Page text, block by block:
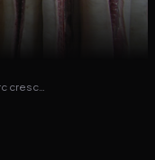
cresc…